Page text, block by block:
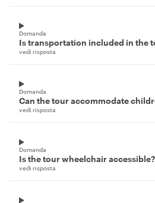
Domanda
Is transportation included in the
vedi risposta
Domanda
Can the tour accommodate
vedi risposta
Domanda
Is the tour wheelchair accessible?
vedi risposta